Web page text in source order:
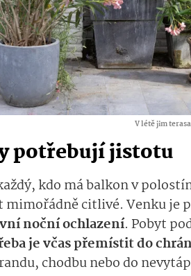
V létě jim
potřebují jistotu
kdo má balkon v
citlivé. Venku je
noční ochlazení. Pobyt
je včas přemístit do
chodbu nebo do